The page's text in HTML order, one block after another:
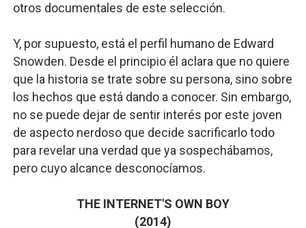
otros documentales de este selección.
Y, por supuesto, está el perfil humano de Edward
Snowden. Desde el principio él aclara que no quiere
que la historia se trate sobre su persona, sino sobre
los hechos que está dando a conocer. Sin embargo,
no se puede dejar de sentir interés por este joven
de aspecto nerdoso que decide sacrificarlo todo
para revelar una verdad que ya sospechábamos,
pero cuyo alcance desconocíamos.
THE INTERNET'S OWN BOY
(2014)